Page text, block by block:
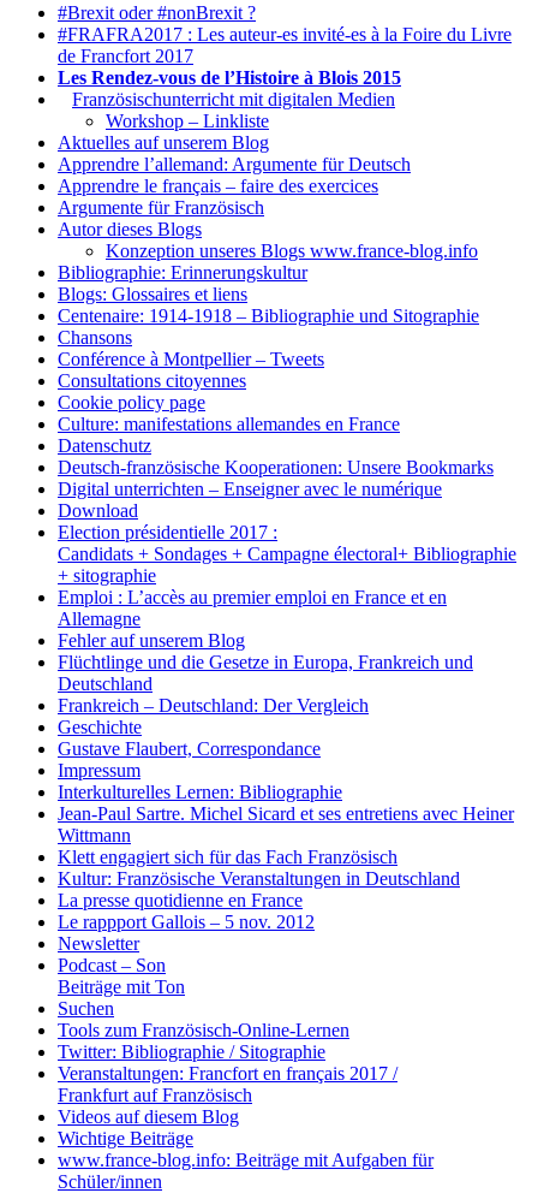
#Brexit oder #nonBrexit ?
#FRAFRA2017 : Les auteur-es invité-es à la Foire du Livre
de Francfort 2017
Les Rendez-vous de l’Histoire à Blois 2015
Französischunterricht mit digitalen Medien
Workshop – Linkliste
Aktuelles auf unserem Blog
Apprendre l’allemand: Argumente für Deutsch
Apprendre le français – faire des exercices
Argumente für Französisch
Autor dieses Blogs
Konzeption unseres Blogs www.france-blog.info
Bibliographie: Erinnerungskultur
Blogs: Glossaires et liens
Centenaire: 1914-1918 – Bibliographie und Sitographie
Chansons
Conférence à Montpellier – Tweets
Consultations citoyennes
Cookie policy page
Culture: manifestations allemandes en France
Datenschutz
Deutsch-französische Kooperationen: Unsere Bookmarks
Digital unterrichten – Enseigner avec le numérique
Download
Election présidentielle 2017 :
Candidats + Sondages + Campagne électoral+ Bibliographie
+ sitographie
Emploi : L’accès au premier emploi en France et en
Allemagne
Fehler auf unserem Blog
Flüchtlinge und die Gesetze in Europa, Frankreich und
Deutschland
Frankreich – Deutschland: Der Vergleich
Geschichte
Gustave Flaubert, Correspondance
Impressum
Interkulturelles Lernen: Bibliographie
Jean-Paul Sartre. Michel Sicard et ses entretiens avec Heiner
Wittmann
Klett engagiert sich für das Fach Französisch
Kultur: Französische Veranstaltungen in Deutschland
La presse quotidienne en France
Le rappport Gallois – 5 nov. 2012
Newsletter
Podcast – Son
Beiträge mit Ton
Suchen
Tools zum Französisch-Online-Lernen
Twitter: Bibliographie / Sitographie
Veranstaltungen: Francfort en français 2017 /
Frankfurt auf Französisch
Videos auf diesem Blog
Wichtige Beiträge
www.france-blog.info: Beiträge mit Aufgaben für
Schüler/innen